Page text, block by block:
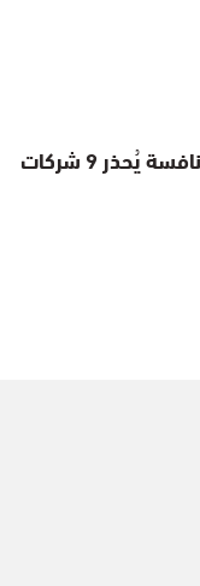
أسعار المحروقات .. مجلس المنافسة يُحذر 9 شركات